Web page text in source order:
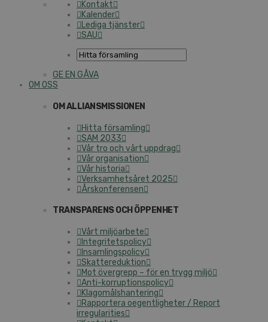
Kontakt
Kalender
Lediga tjänster
SAU
GE EN GÅVA
OM OSS
OM ALLIANSMISSIONEN
Hitta församling
SAM 2033
Vår tro och vårt uppdrag
Vår organisation
Vår historia
Verksamhetsåret 2025
Årskonferensen
TRANSPARENS OCH ÖPPENHET
Vårt miljöarbete
Integritetspolicy
Insamlingspolicy
Skattereduktion
Mot övergrepp – för en trygg miljö
Anti-korruptionspolicy
Klagomålshantering
Rapportera oegentligheter / Report
irregularities